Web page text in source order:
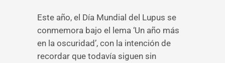
Este año, el Día Mundial del Lupus se
conmemora bajo el lema ‘Un año más
en la oscuridad’, con la intención de
recordar que todavía siguen sin